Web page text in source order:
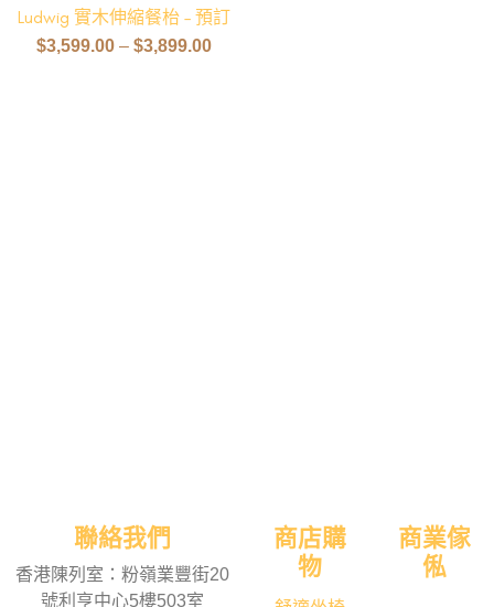
Ludwig 實木伸縮餐枱 – 預訂
$3,599.00– $3,899.00
聯絡我們
香港陳列室：粉嶺業豐街20
號利亨中心5樓503室
商店購
物
商業傢
俬